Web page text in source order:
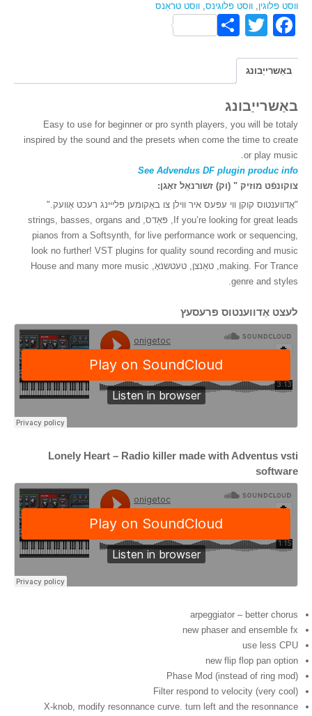
ווסט פּלוגין, ווסט פּלוגינס, ווסט טראַנס
F
c
b
o
o
k
T
er
e
באַשרייַבונג
באַשרייַבונג
Easy to use for beginner or pro synth players, you will be totaly
inspired by the sound and the presets when come the time to create
or play music.
See Advendus DF plugin produc info
צוקונפֿט מוזיק " (וק) זשורנאַל זאָגן:
"אַדווענטוס קוקן ווי עפּעס איר ווילן צו באַקומען פּלייינג רעכט אַוועק."
If you’re looking for great leads, פּאַדס, strings, basses, organs and
pianos from a Softsynth, for live performance work or sequencing,
look no further! VST plugins for quality sound recording and music
making. For Trance, טאַנצן, טעטשנאָ, House and many more music
genre and styles.
לעצט אַדווענטוס פּרעסעץ
Lonely Heart – Radio killer made with Adventus vsti
software
arpeggiator – better chorus
new phaser and ensemble fx
use less CPU
new flip flop pan option
Phase Mod (instead of ring mod)
Filter respond to velocity (very cool)
X-knob, modify resonnance curve. turn left and the resonnance